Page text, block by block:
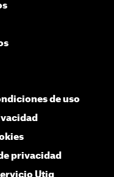
de uso
privacidad
Utiq